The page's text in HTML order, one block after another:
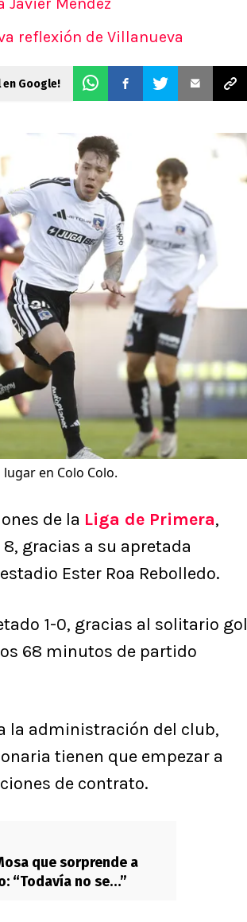
reflexión de Villanueva
en Google!
en Colo Colo.
de la Liga de Primera,
gracias a su apretada
Ester Roa Rebolledo.
1-0, gracias al solitario gol
68 minutos de partido
la administración del club,
tienen que empezar a
de contrato.
que sorprende a
“Todavía no se…”